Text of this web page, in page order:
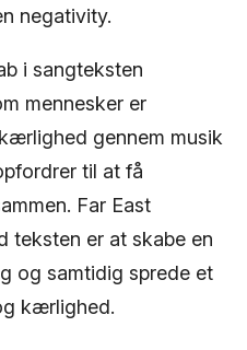
negativity.
i sangteksten
mennesker er
gennem musik
til at få
Far East
teksten er at skabe en
og samtidig sprede et
kærlighed.